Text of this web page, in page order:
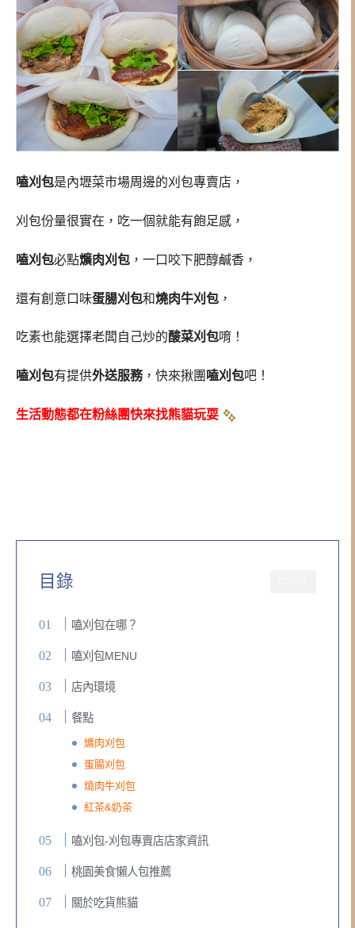
嗑刈包是內壢菜市場周邊的刈包專賣店，
刈包份量很實在，吃一個就能有飽足感，
嗑刈包必點爌肉刈包 ，一口咬下肥醇鹹香，
還有創意口味蛋腸刈包和燒肉牛刈包 ，
吃素也能選擇老闆自己炒的酸菜刈包唷！
嗑刈包有提供外送服務，快來揪團 嗑刈包吧！
生活動態都在粉絲團快來找熊貓玩耍
目錄
嗑刈包在哪？
嗑刈包MENU
店內環境
餐點
爌肉刈包
蛋腸刈包
燒肉牛刈包
紅茶&奶茶
嗑刈包-刈包專賣店店家資訊
桃園美食懶人包推薦
關於吃貨熊貓